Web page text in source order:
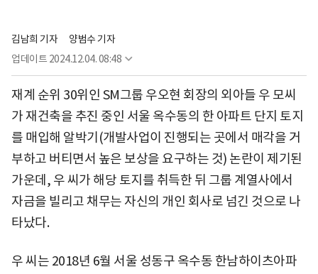
김남희 기자
양범수 기자
업데이트 2024.12.04. 08:48
재계 순위 30위인 SM그룹 우오현 회장의 외아들 우 모씨
가 재건축을 추진 중인 서울 옥수동의 한 아파트 단지 토지
를 매입해 알박기(개발사업이 진행되는 곳에서 매각을 거
부하고 버티면서 높은 보상을 요구하는 것) 논란이 제기된
가운데, 우 씨가 해당 토지를 취득한 뒤 그룹 계열사에서
자금을 빌리고 채무는 자신의 개인 회사로 넘긴 것으로 나
타났다.
우 씨는 2018년 6월 서울 성동구 옥수동 한남하이츠아파